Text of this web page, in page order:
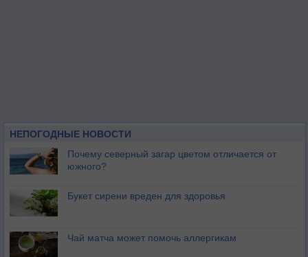
НЕПОГОДНЫЕ НОВОСТИ
Почему северный загар цветом отличается от
южного?
Букет сирени вреден для здоровья
Чай матча может помочь аллергикам